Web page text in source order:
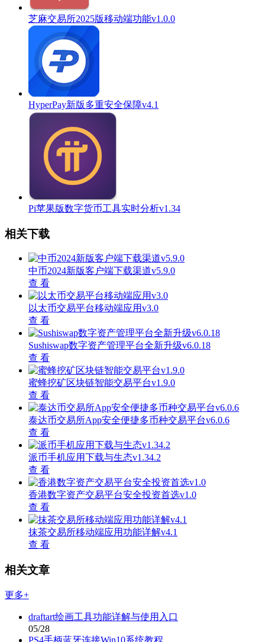
芝麻交易所2025版移动端功能v1.0.0
HyperPay新版多重安全保障v4.1
Pi苹果版数字货币工具实时分析v1.34
相关下载
中币2024新版客户端下载渠道v5.9.0
查 看
以太币交易平台移动端应用v3.0
查 看
Sushiswap数字资产管理平台全新升级v6.0.18
查 看
蜜蜂挖矿区块链智能交易平台v1.9.0
查 看
泰达币交易所App安全便捷多币种交易平台v6.0.6
查 看
派币手机应用下载与生态v1.34.2
查 看
香港数字资产交易平台安全投资首选v1.0
查 看
抹茶交易所移动端应用功能详解v4.1
查 看
相关文章
更多+
draftart绘画工具功能详解与使用入口
05/28
PS4手柄蓝牙连接Win10系统教程